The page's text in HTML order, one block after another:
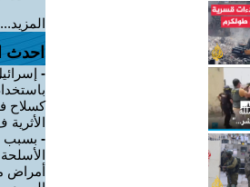
احدث
-
كسلاح
- بسبب
أمراض